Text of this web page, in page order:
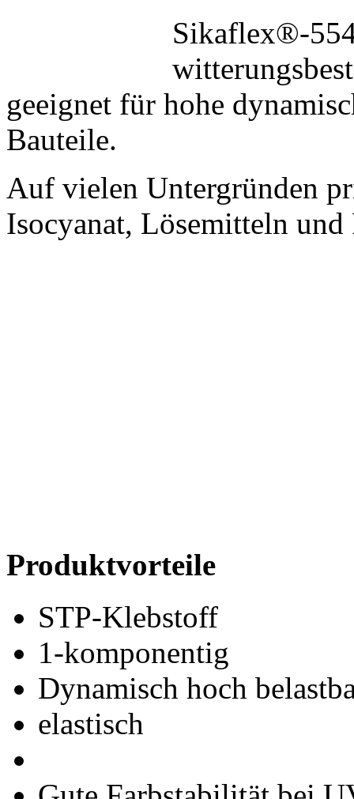
Sikaflex®-
geeignet für hohe
Bauteile.
Auf vielen Untergründen
Isocyanat, Lösemitteln und
Produktvorteile
STP-Klebstoff
1-komponentig
Dynamisch hoch
elastisch